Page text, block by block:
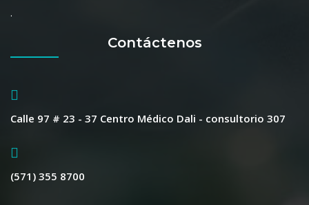
.
Contáctenos
Calle 97 # 23 - 37 Centro Médico Dali - consultorio 307
(571) 355 8700